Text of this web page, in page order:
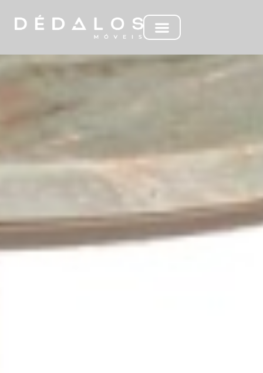
ML ISLA